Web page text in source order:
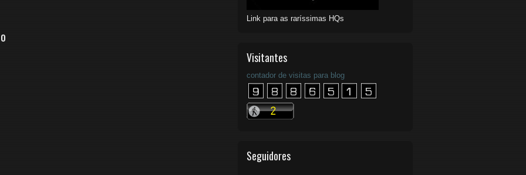
Link para as raríssimas HQs
Visitantes
contador de visitas para blog
Seguidores